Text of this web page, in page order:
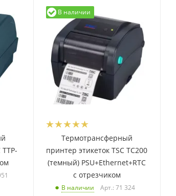
В наличии
Термотрансферный
принтер этикеток TSC TC200
(темный) PSU+Ethernet+RTC
с отрезчиком
В наличии Арт.: 71 324